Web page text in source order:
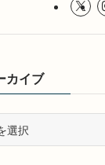
カイブ